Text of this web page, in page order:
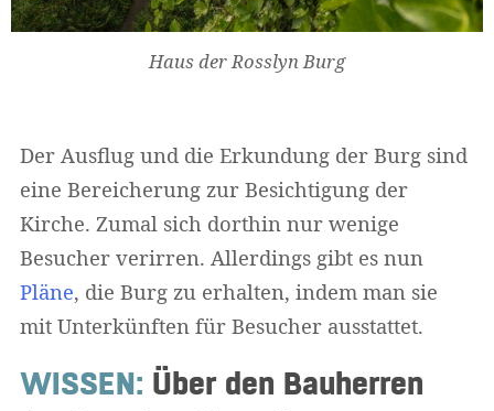
Haus der Rosslyn Burg
Der Ausflug und die Erkundung der Burg sind
eine Bereicherung zur Besichtigung der
Kirche. Zumal sich dorthin nur wenige
Besucher verirren. Allerdings gibt es nun
Pläne, die Burg zu erhalten, indem man sie
mit Unterkünften für Besucher ausstattet.
WISSEN: Über den Bauherren